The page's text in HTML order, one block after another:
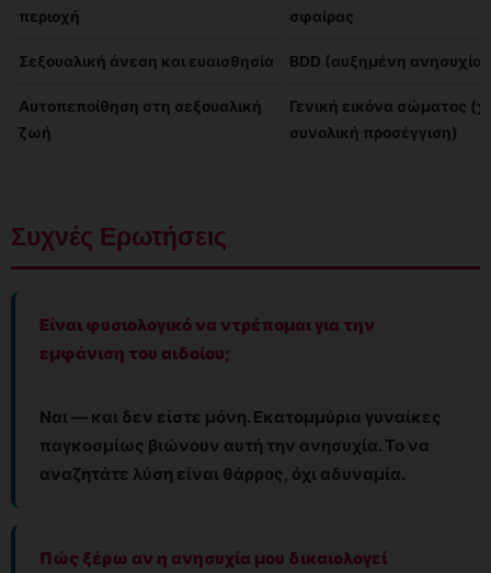
περιοχή
σφαίρας
Σεξουαλική άνεση και ευαισθησία BDD (αυξημένη ανησυχία
Αυτοπεποίθηση στη σεξουαλική
ζωή
Γενική εικόνα σώματος
συνολική προσέγγιση)
Συχνές Ερωτήσεις
Είναι φυσιολογικό να ντρέπομαι για την
εμφάνιση του αιδοίου;
Ναι — και δεν είστε μόνη. Εκατομμύρια γυναίκες
παγκοσμίως βιώνουν αυτή την ανησυχία. Το να
αναζητάτε λύση είναι θάρρος, όχι αδυναμία.
Πώς ξέρω αν η ανησυχία μου δικαιολογεί